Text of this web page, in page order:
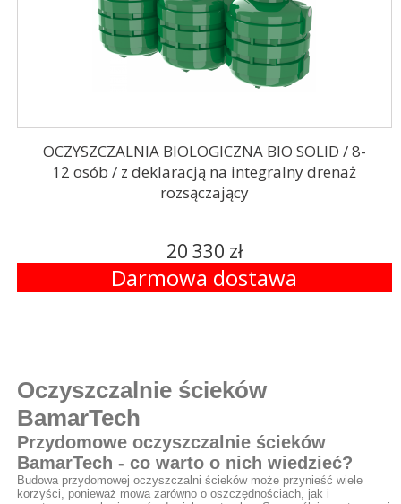
OCZYSZCZALNIA BIOLOGICZNA BIO SOLID / 8-
12 osób / z deklaracją na integralny drenaż
rozsączający
20 330 zł
Darmowa dostawa
Oczyszczalnie ścieków
BamarTech
Przydomowe oczyszczalnie ścieków
BamarTech - co warto o nich wiedzieć?
Budowa przydomowej oczyszczalni ścieków może przynieść wiele
korzyści, ponieważ mowa zarówno o oszczędnościach, jak i